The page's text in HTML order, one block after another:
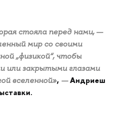
стояла перед нами, —
мир со своими
„физикой“, чтобы
или закрытыми глазами
вселенной», —Андриеш